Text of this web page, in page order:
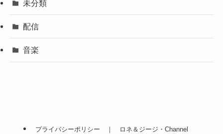
未分類
配信
音楽
プライバシーポリシー ｜ ロネ＆ジージ・Channel